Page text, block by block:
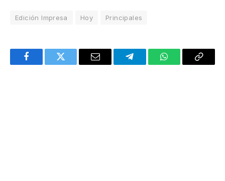
Edición Impresa Hoy Principales
FacebookTwitter Email TelegramWhatsAppCopy